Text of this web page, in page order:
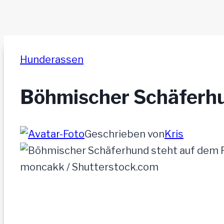
Hunderassen
Böhmischer
Geschrieben vonKris
moncakk / Shutterstock.com